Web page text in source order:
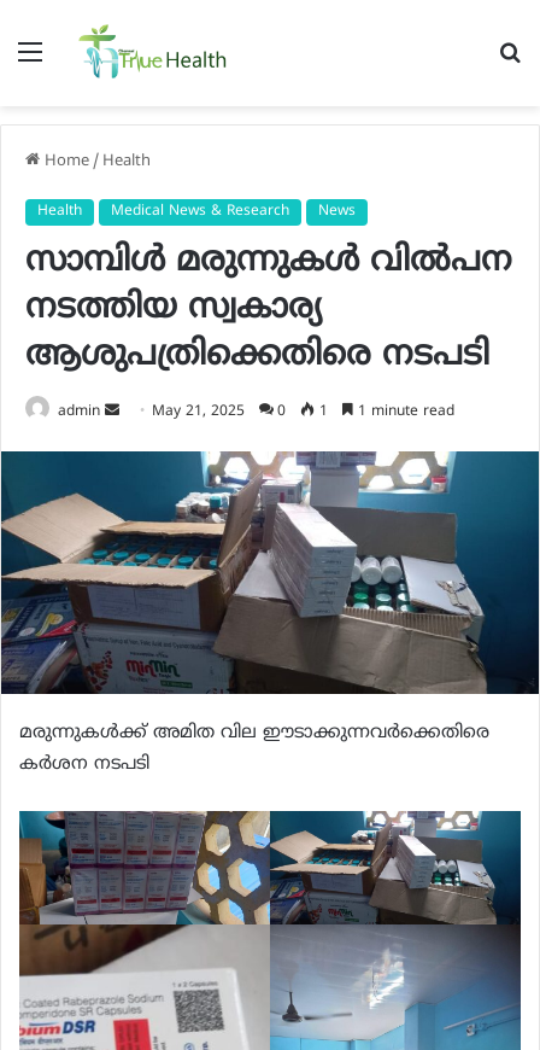
Menu
Home / Health
Health Medical News & Research News
സാമ്പിള്‍ മരുന്നുകള്‍ വില്‍പന
നടത്തിയ സ്വകാര്യ
ആശുപത്രിക്കെതിരെ നടപടി
admin
Send May 21, 2025 0 1 1 minute read
മരുന്നുകള്‍ക്ക് അമിത വില ഈടാക്കുന്നവര്‍ക്കെതിരെ
കര്‍ശന നടപടി